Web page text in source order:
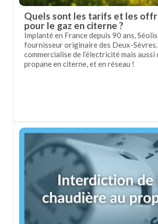
Quels sont les tarifs et les
pour le gaz en citerne ?
Implanté en France depuis 90 ans,
fournisseur originaire des Deux-Sèvres.
commercialise de l’électricité mais aussi
propane en citerne, et en réseau !